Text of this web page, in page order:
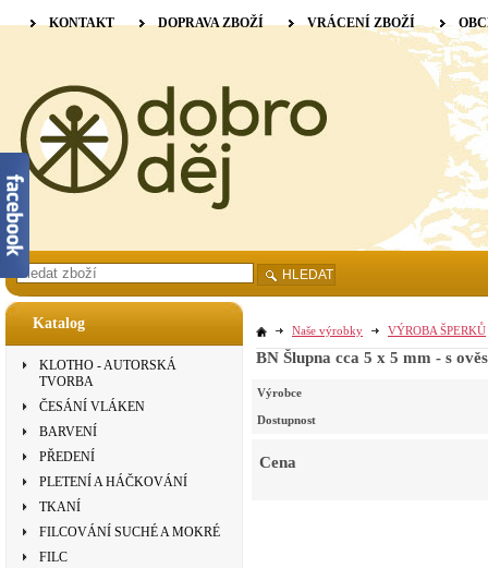
Katalog
KLOTHO - AUTORSKÁ
TVORBA
ČESÁNÍ VLÁKEN
BARVENÍ
PŘEDENÍ
PLETENÍ A HÁČKOVÁNÍ
TKANÍ
FILCOVÁNÍ SUCHÉ A MOKRÉ
FILC
Naše výrobky VÝROBA ŠPERKŮ
BN Šlupna cca 5 x 5 mm - s
Výrobce
Dostupnost
Cena
KONTAKT DOPRAVA ZBOŽÍ VRÁCENÍ ZBOŽÍ
HLEDAT